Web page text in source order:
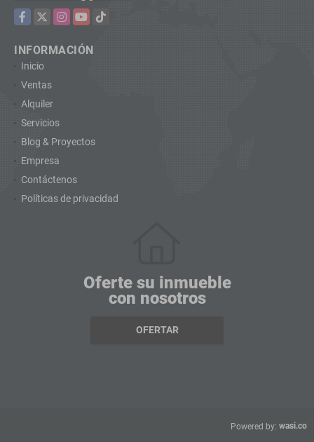
Facebook
X Instagram
YouTubeTikTok
INFORMACIÓN
Inicio
Ventas
Alquiler
Servicios
Blog & Proyectos
Empresa
Contáctenos
Políticas de privacidad
Oferte su inmueble
con nosotros
OFERTAR
Powered by: wasi.co